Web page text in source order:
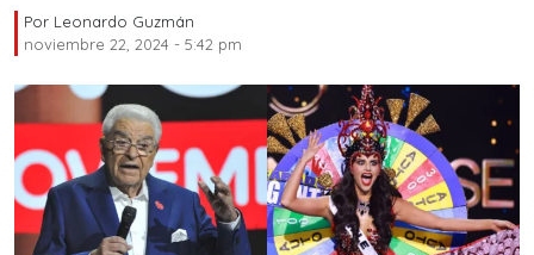
Por Leonardo Guzmán
noviembre 22, 2024 - 5:42 pm